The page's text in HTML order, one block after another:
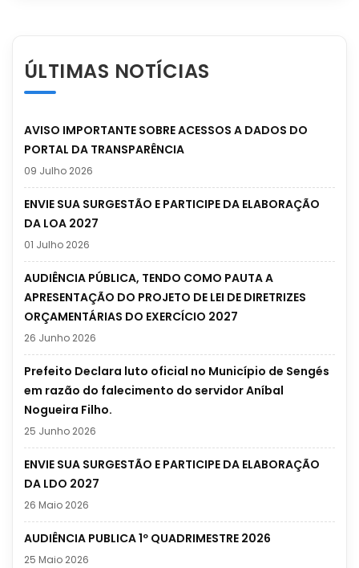
ÚLTIMAS NOTÍCIAS
AVISO IMPORTANTE SOBRE ACESSOS A DADOS DO
PORTAL DA TRANSPARÊNCIA
09 Julho 2026
ENVIE SUA SURGESTÃO E PARTICIPE DA ELABORAÇÃO
DA LOA 2027
01 Julho 2026
AUDIÊNCIA PÚBLICA, TENDO COMO PAUTA A
APRESENTAÇÃO DO PROJETO DE LEI DE DIRETRIZES
ORÇAMENTÁRIAS DO EXERCÍCIO 2027
26 Junho 2026
Prefeito Declara luto oficial no Município de Sengés
em razão do falecimento do servidor Aníbal
Nogueira Filho.
25 Junho 2026
ENVIE SUA SURGESTÃO E PARTICIPE DA ELABORAÇÃO
DA LDO 2027
26 Maio 2026
AUDIÊNCIA PUBLICA 1º QUADRIMESTRE 2026
25 Maio 2026